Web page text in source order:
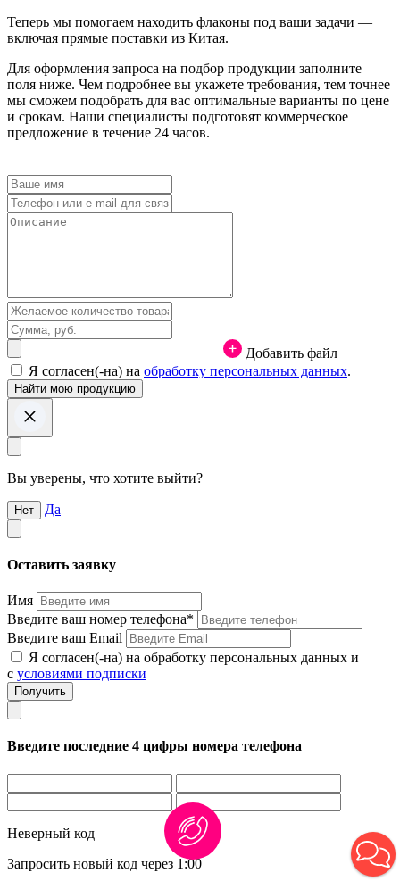
Теперь мы помогаем находить флаконы под ваши задачи —
включая прямые поставки из Китая.
Для оформления запроса на подбор продукции заполните
поля ниже. Чем подробнее вы укажете требования, тем точнее
мы сможем подобрать для вас оптимальные варианты по цене
и срокам. Наши специалисты подготовят коммерческое
предложение в течение 24 часов.
Добавить файл
Я согласен(-на) на обработку персональных данных.
Вы уверены, что хотите выйти?
Нет Да
Оставить заявку
Имя
Введите ваш номер телефона*
Введите ваш Email
Я согласен(-на) на обработку персональных данных и
с условиями подписки
Введите последние 4 цифры номера телефона
Неверный код
Запросить новый код через 1:00